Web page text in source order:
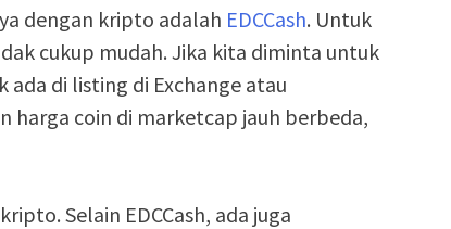
dengan kripto adalah EDCCash. Untuk
cukup mudah. Jika kita diminta untuk
ada di listing di Exchange atau
harga coin di marketcap jauh berbeda,
Selain EDCCash, ada juga